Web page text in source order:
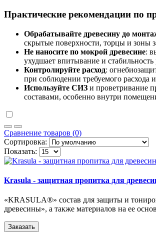
Практические рекомендации по
Обрабатывайте древесину до
скрытые поверхности, торцы и зоны
Не наносите по мокрой древесине:
ухудшает впитывание и стабильность
Контролируйте расход:
при соблюдении требуемого расхода
Используйте СИЗ и проветривание
составами, особенно внутри
Сравнение товаров (0)
Сортировка:
Показать:
Krasula - защитная пропитка для
«KRASULA®» состав для защиты и
древесины», а также материалов на ее
Заказать